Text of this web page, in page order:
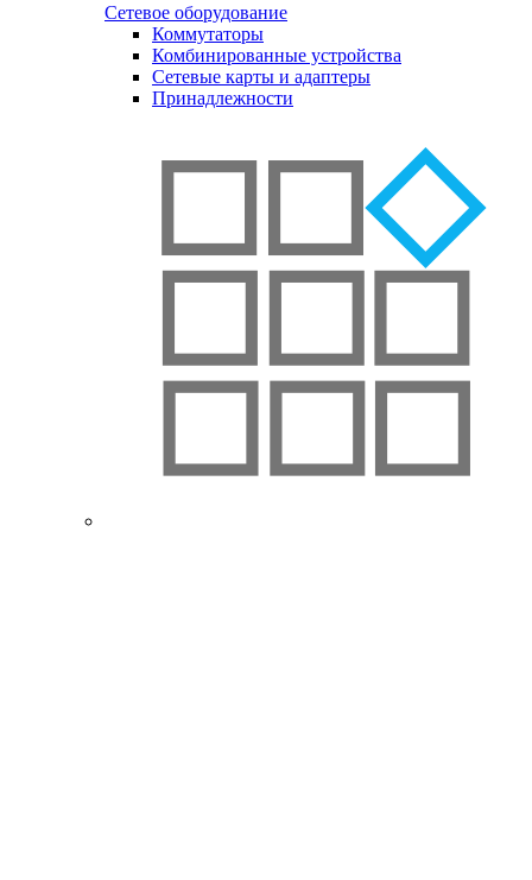
Сетевое оборудование
Коммутаторы
Комбинированные устройства
Сетевые карты и адаптеры
Принадлежности